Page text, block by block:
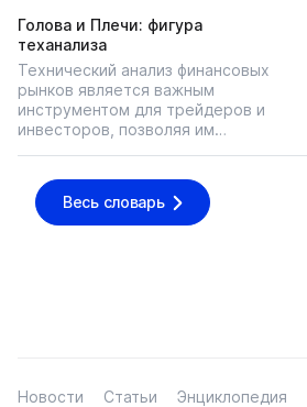
Голова и Плечи: фигура
теханализа
Технический анализ финансовых
рынков является важным
инструментом для трейдеров и
инвесторов, позволяя им…
Весь словарь
Новости Статьи Энциклопедия